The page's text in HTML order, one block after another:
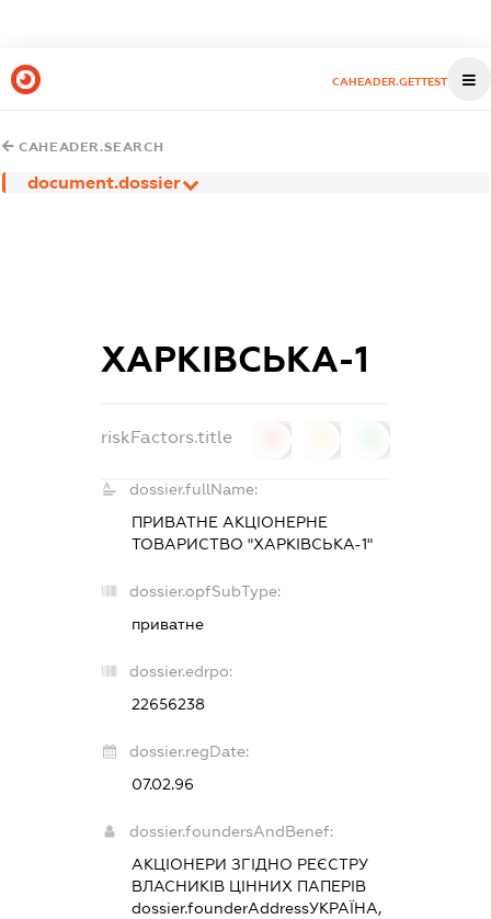
CAHEADER.GETTEST
CAHEADER.SEARCH
document.dossier
ХАРКІВСЬКА-1
riskFactors.title
dossier.fullName:
ПРИВАТНЕ АКЦІОНЕРНЕ
ТОВАРИСТВО "ХАРКІВСЬКА-1"
dossier.opfSubType:
приватне
dossier.edrpo:
22656238
dossier.regDate:
07.02.96
dossier.foundersAndBenef:
АКЦІОНЕРИ ЗГІДНО РЕЄСТРУ
ВЛАСНИКІВ ЦІННИХ ПАПЕРІВ
dossier.founderAddressУКРАЇНА,